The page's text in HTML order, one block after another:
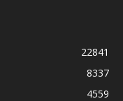
22841
8337
4559